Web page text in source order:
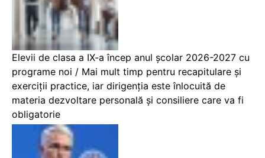
Elevii de clasa a IX-a încep anul școlar 2026-2027 cu
programe noi / Mai mult timp pentru recapitulare și
exerciții practice, iar dirigenția este înlocuită de
materia dezvoltare personală și consiliere care va fi
obligatorie